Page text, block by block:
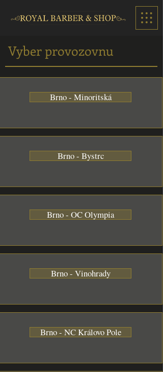
Vyber provozovnu
Brno - Minoritská
Brno - Bystrc
Brno - OC Olympia
Brno - Vinohrady
Brno - NC Královo Pole